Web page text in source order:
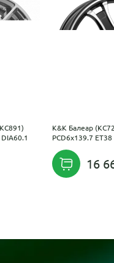
K&K Балеар
PCD6x139.7
16